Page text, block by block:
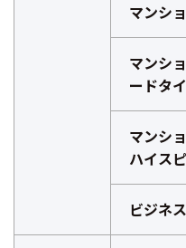
マンシ
マンシ
ードタ
マンシ
ハイス
ビジネ